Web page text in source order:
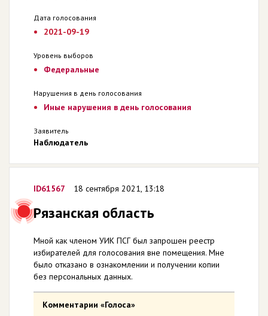
Дата голосования
2021-09-19
Уровень выборов
Федеральные
Нарушения в день голосования
Иные нарушения в день голосования
Заявитель
Наблюдатель
ID61567 18 сентября 2021, 13:18
Рязанская область
Мной как членом УИК ПСГ был запрошен реестр
избирателей для голосования вне помещения. Мне
было отказано в ознакомлении и получении копии
без персональных данных.
Комментарии «Голоса»